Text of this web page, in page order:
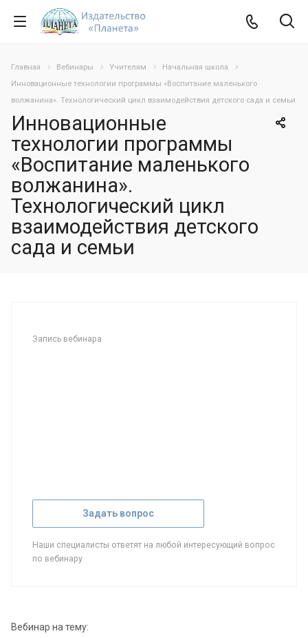
Главная Вебинары Учителям
Начальная школа
Инновационные технологии программы «Воспитание маленького
волжанина». Технологический цикл взаимодействия детского сада и семьи
Инновационные
технологии программы
«Воспитание маленького
волжанина».
Технологический цикл
взаимодействия детского
сада и семьи
Запись вебинара
Задать вопрос
Наши специалисты ответят на любой интересующий вопрос
по вебинару
Вебинар на тему: